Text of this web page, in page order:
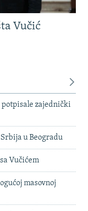
Vučić
zajednički
u Beogradu
Vučićem
masovnoj